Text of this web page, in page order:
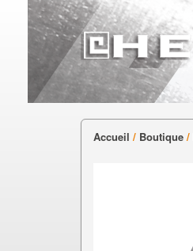
Accueil / Boutique /